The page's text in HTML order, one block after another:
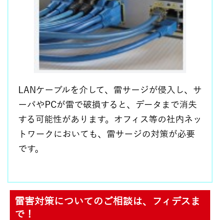
LANケーブルを介して、雷サージが侵入し、サ
ーバやPCが雷で破損すると、データまで消失
する可能性があります。オフィス等の社内ネッ
トワークにおいても、雷サージの対策が必要
です。
雷害対策についてのご相談は、フィデスま
で！